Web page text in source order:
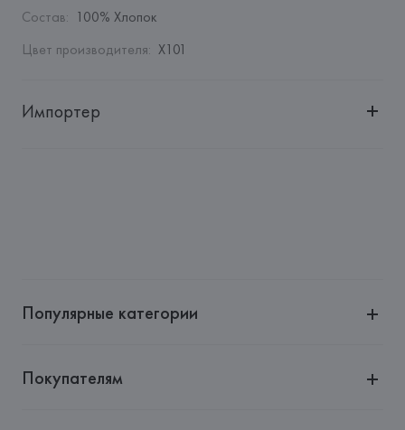
Состав: 100% Хлопок
Цвет производителя: X101
Импортер
Популярные категории
Покупателям